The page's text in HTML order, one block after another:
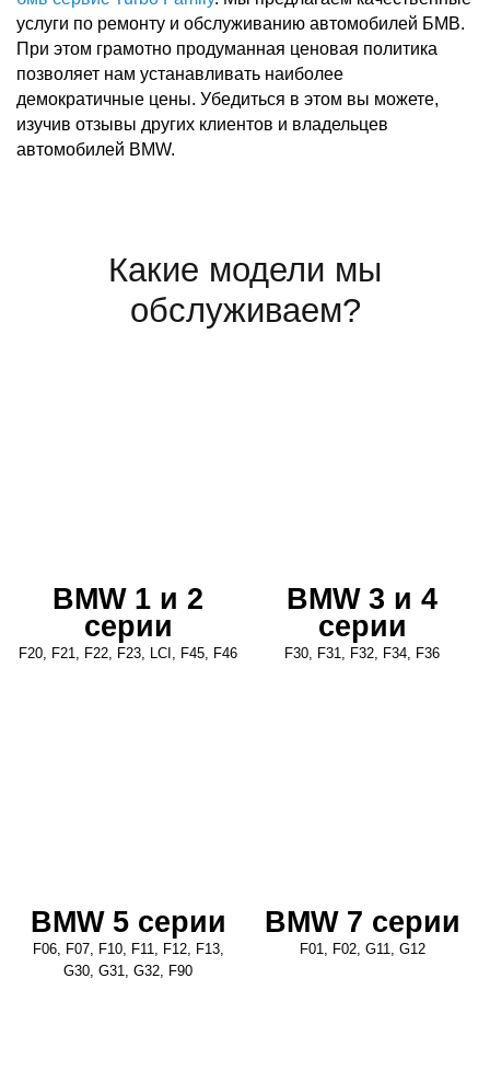
услуги по ремонту и обслуживанию автомобилей БМВ.
При этом грамотно продуманная ценовая политика
позволяет нам устанавливать наиболее
демократичные цены. Убедиться в этом вы можете,
изучив отзывы других клиентов и владельцев
автомобилей BMW.
Какие модели мы
обслуживаем?
BMW 1 и 2
серии
F20, F21, F22, F23, LCI, F45, F46
BMW 3 и 4
серии
F30, F31, F32, F34, F36
BMW 5 серии
F06, F07, F10, F11, F12, F13,
G30, G31, G32, F90
BMW 7 серии
F01, F02, G11, G12